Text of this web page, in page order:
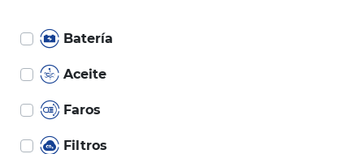
Batería
Aceite
Faros
Filtros